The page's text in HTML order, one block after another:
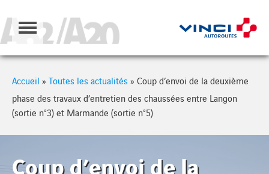
Accueil » Toutes les actualités » Coup d’envoi de la deuxième
phase des travaux d’entretien des chaussées entre Langon
(sortie n°3) et Marmande (sortie n°5)
Coup d’envoi de la